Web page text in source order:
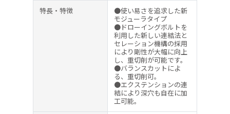
特長・特徴
●使い易さを追求した新
モジューラタイプ
●ドローイングボルトを
利用した新しい連結法と
セレーション機構の採用
により剛性が大幅に向上
し、重切削が可能です。
●バランスカットによ
る、重切削可。
●エクステンションの連
結により深穴も自在に加
工可能。